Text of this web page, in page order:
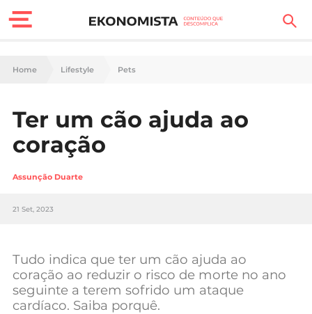
Finanças Pessoais
Carreira
Tecnologia
Negócios
Home Lifestyle Pets
Ter um cão ajuda ao
coração
Assunção Duarte
21 Set, 2023
Tudo indica que ter um cão ajuda ao
coração ao reduzir o risco de morte no ano
seguinte a terem sofrido um ataque
cardíaco. Saiba porquê.